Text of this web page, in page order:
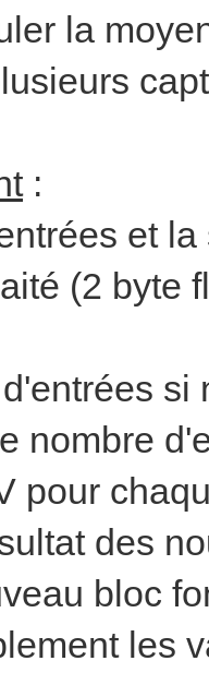
la
:
et
(2 byte
nombre
pour
des
bloc
les